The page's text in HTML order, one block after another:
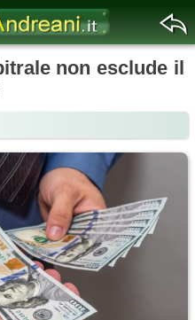
non esclude il